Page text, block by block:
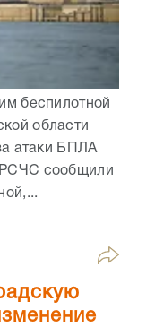
беспилотной
области
атаки БПЛА
РСЧС сообщили